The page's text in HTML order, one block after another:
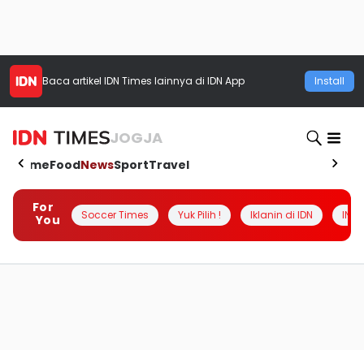
Baca artikel IDN Times lainnya di IDN App Install
JOGJA
HomeFoodNewsSportTravel
For
You
Soccer Times Yuk Pilih ! Iklanin di IDN